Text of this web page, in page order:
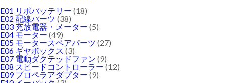
E01 リポバッテリー (18)
E02 配線パーツ (38)
E03 充放電器・メーター (5)
E04 モーター (49)
E05 モータースペアパーツ (27)
E06 ギヤボックス (3)
E07 電動ダクテッドファン (9)
E08 スピードコントローラー (12)
E09 プロペラアダプター (9)